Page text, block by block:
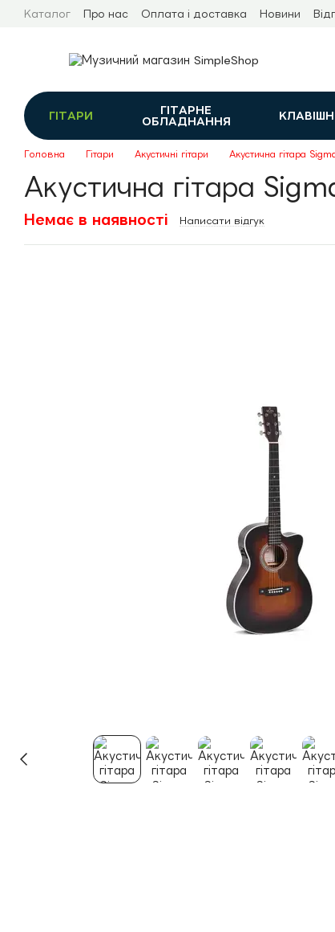
Перейти до основного контенту
Каталог Про нас Оплата і доставка Новини
ГІТАРИ
ГІТАРНЕ
ОБЛАДНАННЯ
КЛАВІШНІ
Головна Гітари Акустичні гітари Акустична гітара
Акустична гітара
Немає в наявності Написати відгук